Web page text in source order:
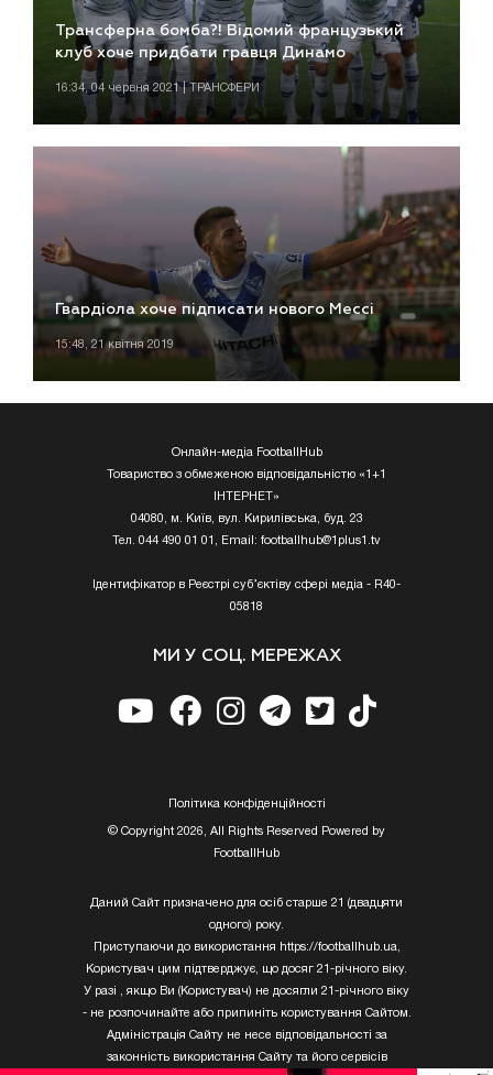
Трансферна бомба?! Відомий французький
клуб хоче придбати гравця Динамо
16:34, 04 червня 2021 | ТРАНСФЕРИ
Гвардіола хоче підписати нового Мессі
15:48, 21 квітня 2019
Онлайн-медіа FootballHub
Товариство з обмеженою відповідальністю «1+1
ІНТЕРНЕТ»
04080, м. Київ, вул. Кирилівська, буд. 23
Тел. 044 490 01 01, Email: footballhub@1plus1.tv
Ідентифікатор в Реєстрі суб’єктіву сфері медіа - R40-
05818
МИ У СОЦ. МЕРЕЖАХ
Полiтика конфiденцiйностi
© Copyright 2026, All Rights Reserved Powered by
FootballHub
Даний Сайт призначено для осіб старше 21 (двадцяти
одного) року.
Приступаючи до використання https://footballhub.ua,
Користувач цим підтверджує, що досяг 21-річного віку.
У разі , якщо Ви (Користувач) не досягли 21-річного віку
- не розпочинайте або припиніть користування Сайтом.
Адміністрація Сайту не несе відповідальності за
законність використання Сайту та його сервісів